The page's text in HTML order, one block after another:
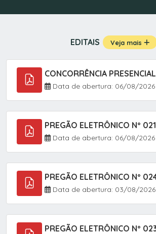
EDITAIS Veja mais
Data de abertura: 06/08/2026
Data de abertura: 06/08/2026
Data de abertura: 03/08/2026